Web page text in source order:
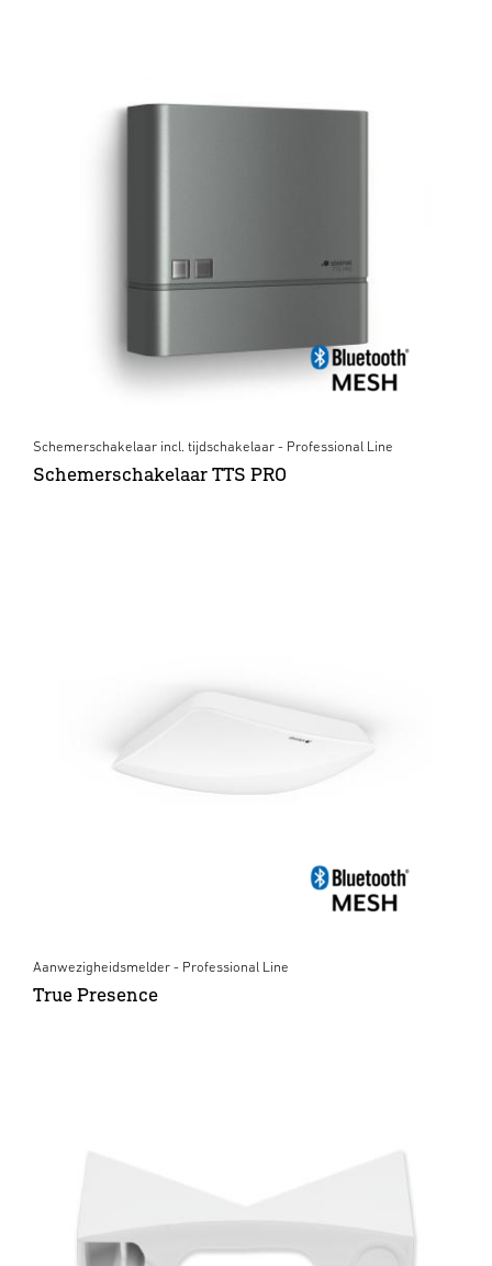
Schemerschakelaar incl. tijdschakelaar - Professional Line
Schemerschakelaar TTS PRO
Aanwezigheidsmelder - Professional Line
True Presence